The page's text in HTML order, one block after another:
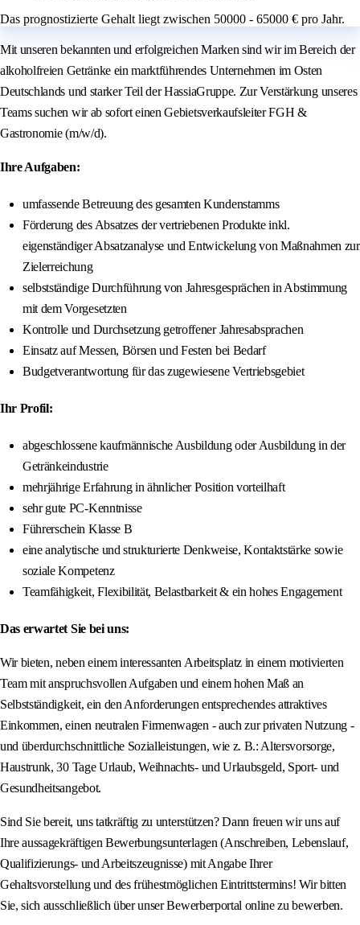
Das prognostizierte Gehalt liegt zwischen 50000 - 65000 € pro Jahr.
Mit unseren bekannten und erfolgreichen Marken sind wir im Bereich der
alkoholfreien Getränke ein marktführendes Unternehmen im Osten
Deutschlands und starker Teil der HassiaGruppe. Zur Verstärkung unseres
Teams suchen wir ab sofort einen Gebietsverkaufsleiter FGH &
Gastronomie (m/w/d).
Ihre Aufgaben:
umfassende Betreuung des gesamten Kundenstamms
Förderung des Absatzes der vertriebenen Produkte inkl.
eigenständiger Absatzanalyse und Entwickelung von Maßnahmen zur
Zielerreichung
selbstständige Durchführung von Jahresgesprächen in Abstimmung
mit dem Vorgesetzten
Kontrolle und Durchsetzung getroffener Jahresabsprachen
Einsatz auf Messen, Börsen und Festen bei Bedarf
Budgetverantwortung für das zugewiesene Vertriebsgebiet
Ihr Profil:
abgeschlossene kaufmännische Ausbildung oder Ausbildung in der
Getränkeindustrie
mehrjährige Erfahrung in ähnlicher Position vorteilhaft
sehr gute PC-Kenntnisse
Führerschein Klasse B
eine analytische und strukturierte Denkweise, Kontaktstärke sowie
soziale Kompetenz
Teamfähigkeit, Flexibilität, Belastbarkeit & ein hohes Engagement
Das erwartet Sie bei uns:
Wir bieten, neben einem interessanten Arbeitsplatz in einem motivierten
Team mit anspruchsvollen Aufgaben und einem hohen Maß an
Selbstständigkeit, ein den Anforderungen entsprechendes attraktives
Einkommen, einen neutralen Firmenwagen - auch zur privaten Nutzung -
und überdurchschnittliche Sozialleistungen, wie z. B.: Altersvorsorge,
Haustrunk, 30 Tage Urlaub, Weihnachts- und Urlaubsgeld, Sport- und
Gesundheitsangebot.
Sind Sie bereit, uns tatkräftig zu unterstützen? Dann freuen wir uns auf
Ihre aussagekräftigen Bewerbungsunterlagen (Anschreiben, Lebenslauf,
Qualifizierungs- und Arbeitszeugnisse) mit Angabe Ihrer
Gehaltsvorstellung und des frühestmöglichen Eintrittstermins! Wir bitten
Sie, sich ausschließlich über unser Bewerberportal online zu bewerben.